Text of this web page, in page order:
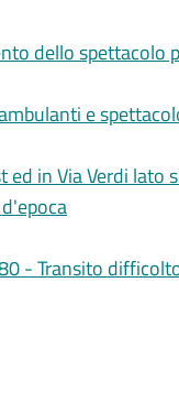
dello spettacolo
e
in Via Verdi lato
- Transito